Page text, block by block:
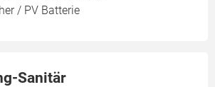
/ PV Batterie
Sanitär